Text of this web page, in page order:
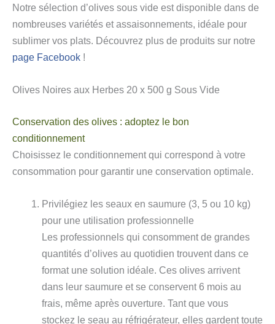
Notre sélection d’olives sous vide est disponible dans de
nombreuses variétés et assaisonnements, idéale pour
sublimer vos plats. Découvrez plus de produits sur notre
page Facebook !
Olives Noires aux Herbes 20 x 500 g Sous Vide
Conservation des olives : adoptez le bon
conditionnement
Choisissez le conditionnement qui correspond à votre
consommation pour garantir une conservation optimale.
Privilégiez les seaux en saumure (3, 5 ou 10 kg)
pour une utilisation professionnelle
Les professionnels qui consomment de grandes
quantités d’olives au quotidien trouvent dans ce
format une solution idéale. Ces olives arrivent
dans leur saumure et se conservent 6 mois au
frais, même après ouverture. Tant que vous
stockez le seau au réfrigérateur, elles gardent toute